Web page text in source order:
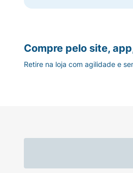
Promove
Ideal para
Óleo de rícino:
Compre pelo site,
Retire na loja com agilidade e